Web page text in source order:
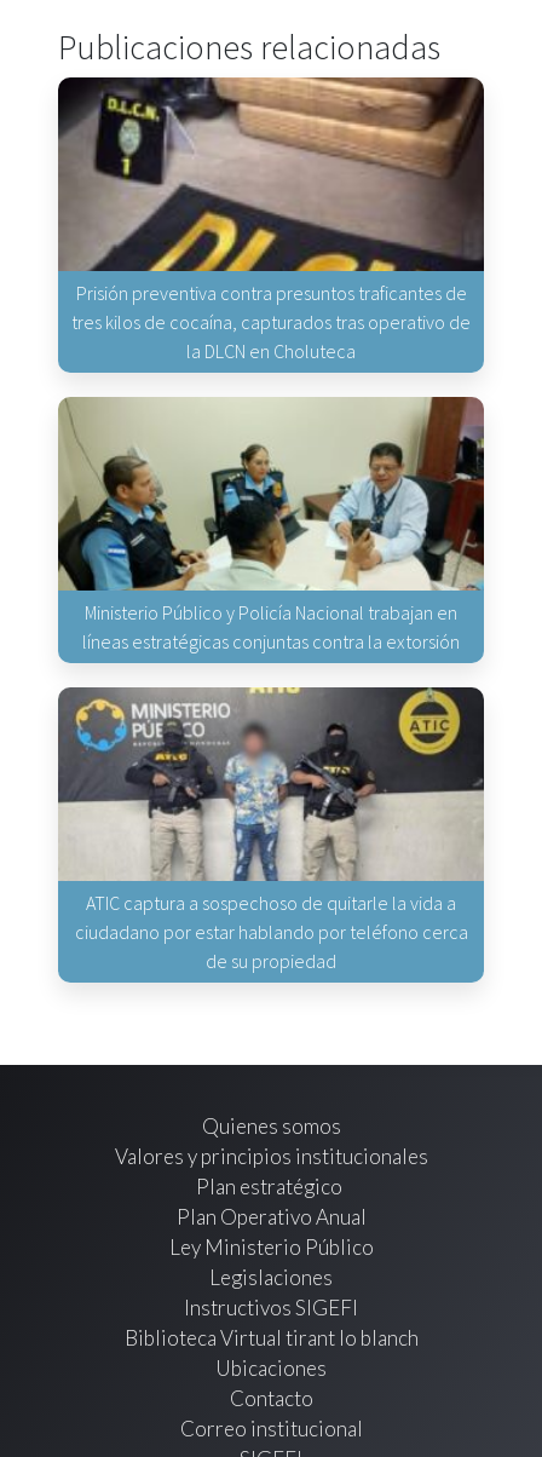
Publicaciones relacionadas
Prisión preventiva contra presuntos traficantes de
tres kilos de cocaína, capturados tras operativo de
la DLCN en Choluteca
Ministerio Público y Policía Nacional trabajan en
líneas estratégicas conjuntas contra la extorsión
ATIC captura a sospechoso de quitarle la vida a
ciudadano por estar hablando por teléfono cerca
de su propiedad
Quienes somos
Valores y principios institucionales
Plan estratégico
Plan Operativo Anual
Ley Ministerio Público
Legislaciones
Instructivos SIGEFI
Biblioteca Virtual tirant lo blanch
Ubicaciones
Contacto
Correo institucional